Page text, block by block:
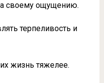
своему ощущению.
терпеливость и
жизнь тяжелее.